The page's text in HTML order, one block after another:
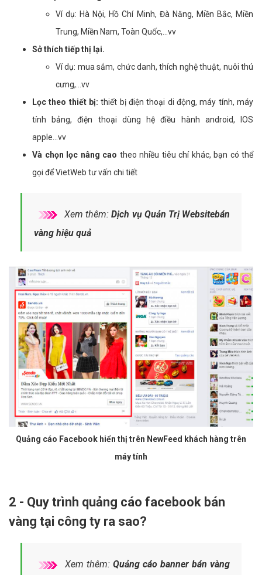
Ví dụ: Hà Nội, Hồ Chí Minh, Đà Năng, Miền Bắc, Miền
Trung, Miền Nam, Toàn Quốc,...vv
Sở thích tiếp thị lại.
Ví dụ: mua sắm, chức danh, thích nghệ thuật, nuôi thú
cưng,...vv
Lọc theo thiết bị:thiết bị điện thoại di động, máy tính, máy
tính bảng, điện thoại dùng hệ điều hành android, IOS
apple...vv
Và chọn lọc nâng cao theo nhiều tiêu chí khác, bạn có thể
gọi để VietWeb tư vấn chi tiết
Xem thêm:Dịch vụ Quản Trị Websitebán
vàng hiệu quả
Quảng cáo Facebook hiển thị trên NewFeed khách hàng trên
máy tính
2 - Quy trình quảng cáo facebook bán
vàng tại công ty ra sao?
Xem thêm: Quảng cáo banner bán vàng